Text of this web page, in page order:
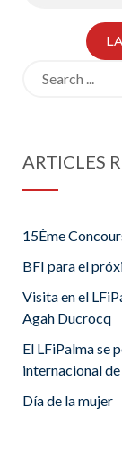
ARTICLES
15Ème
BFI para el
Visita en el
Agah Ducrocq
El LFiPalma se
internacional de
Día de la mujer